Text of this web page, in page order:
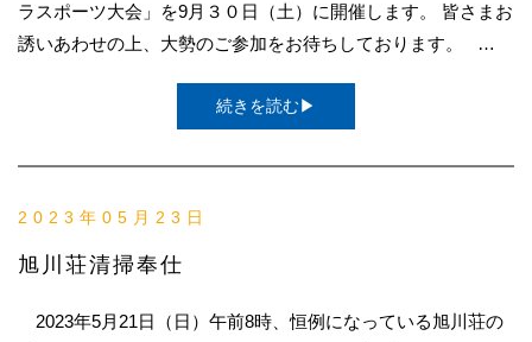
ラスポーツ大会」を9月３０日（土）に開催します。 皆さまお
誘いあわせの上、大勢のご参加をお待ちしております。 …
続きを読む▶
2023年05月23日
旭川荘清掃奉仕
2023年5月21日（日）午前8時、恒例になっている旭川荘の